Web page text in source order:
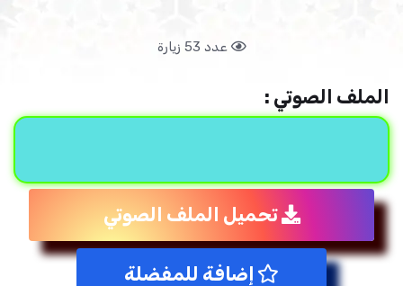
عدد 53 زيارة
الملف الصوتي :
تحميل الملف الصوتي
إضافة للمفضلة